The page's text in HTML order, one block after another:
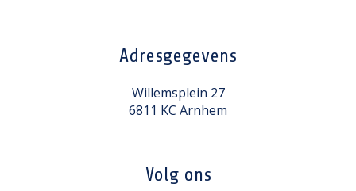
Adresgegevens
Willemsplein 27
6811 KC Arnhem
Volg ons